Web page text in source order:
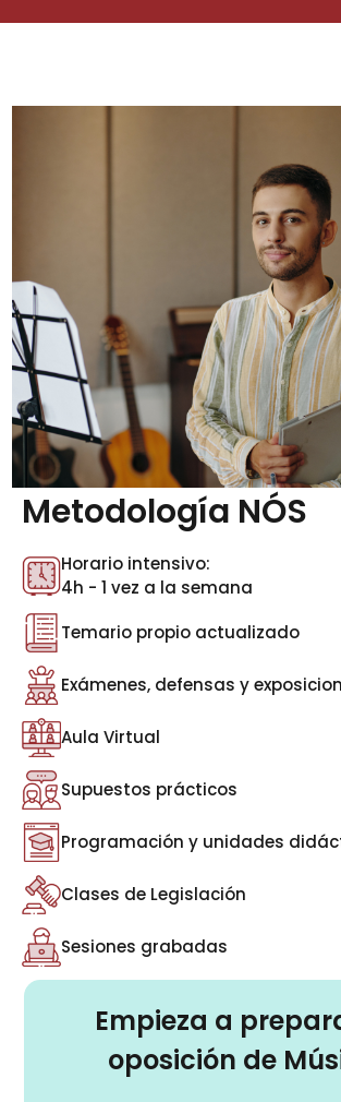
Metodología NÓS
Horario intensivo:
4h - 1 vez a la semana
Temario propio actualizado
Exámenes, defensas y
Aula Virtual
Supuestos prácticos
Programación y unidades
Clases de Legislación
Sesiones grabadas
Empieza a
oposición de